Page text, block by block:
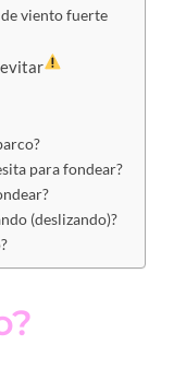
de viento fuerte
evitar
para fondear?
(deslizando)?